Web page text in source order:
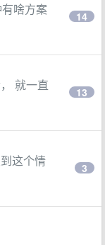
啥方案
14
就一直
13
这个情
3